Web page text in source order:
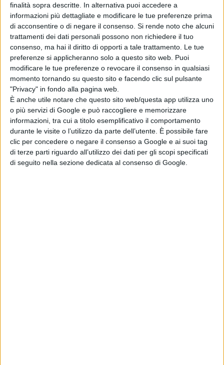
finalità sopra descritte. In alternativa puoi accedere a
informazioni più dettagliate e modificare le tue preferenze prima
di acconsentire o di negare il consenso. Si rende noto che alcuni
trattamenti dei dati personali possono non richiedere il tuo
consenso, ma hai il diritto di opporti a tale trattamento. Le tue
preferenze si applicheranno solo a questo sito web. Puoi
modificare le tue preferenze o revocare il consenso in qualsiasi
momento tornando su questo sito e facendo clic sul pulsante
"Privacy" in fondo alla pagina web.
È anche utile notare che questo sito web/questa app utilizza uno
o più servizi di Google e può raccogliere e memorizzare
informazioni, tra cui a titolo esemplificativo il comportamento
durante le visite o l’utilizzo da parte dell’utente. È possibile fare
clic per concedere o negare il consenso a Google e ai suoi tag
di terze parti riguardo all’utilizzo dei dati per gli scopi specificati
di seguito nella sezione dedicata al consenso di Google.
Wildwood – I
segreti del bosco:
il poster
dell’animazione
stop-motion
LAIKA
di La Redazione
Normal: il trailer e
nuovo film di Ben
Wheatley
di La Redazione
Godzilla Minus
Zero: il re dei
mostri torna nel